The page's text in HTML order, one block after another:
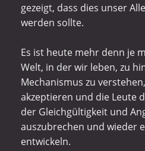
gezeigt, dass dies unser
werden sollte.
Es ist heute mehr denn je
Welt, in der wir leben, zu
Mechanismus zu
akzeptieren und die Leute
der Gleichgültigkeit und
auszubrechen und wieder
entwickeln.